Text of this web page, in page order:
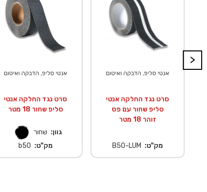
>
אנטי סליפ, הדבקה ואיטום
סרט נגד החלקה אנטי
סליפ שחור עם פס
זוהר 18 מטר
מק"ט: B50-LUM
אנטי סליפ, הדבקה ואיטום
סרט נגד החלקה אנטי
סליפ שחור 18 מטר
גוון: שחור
מק"ט: b50